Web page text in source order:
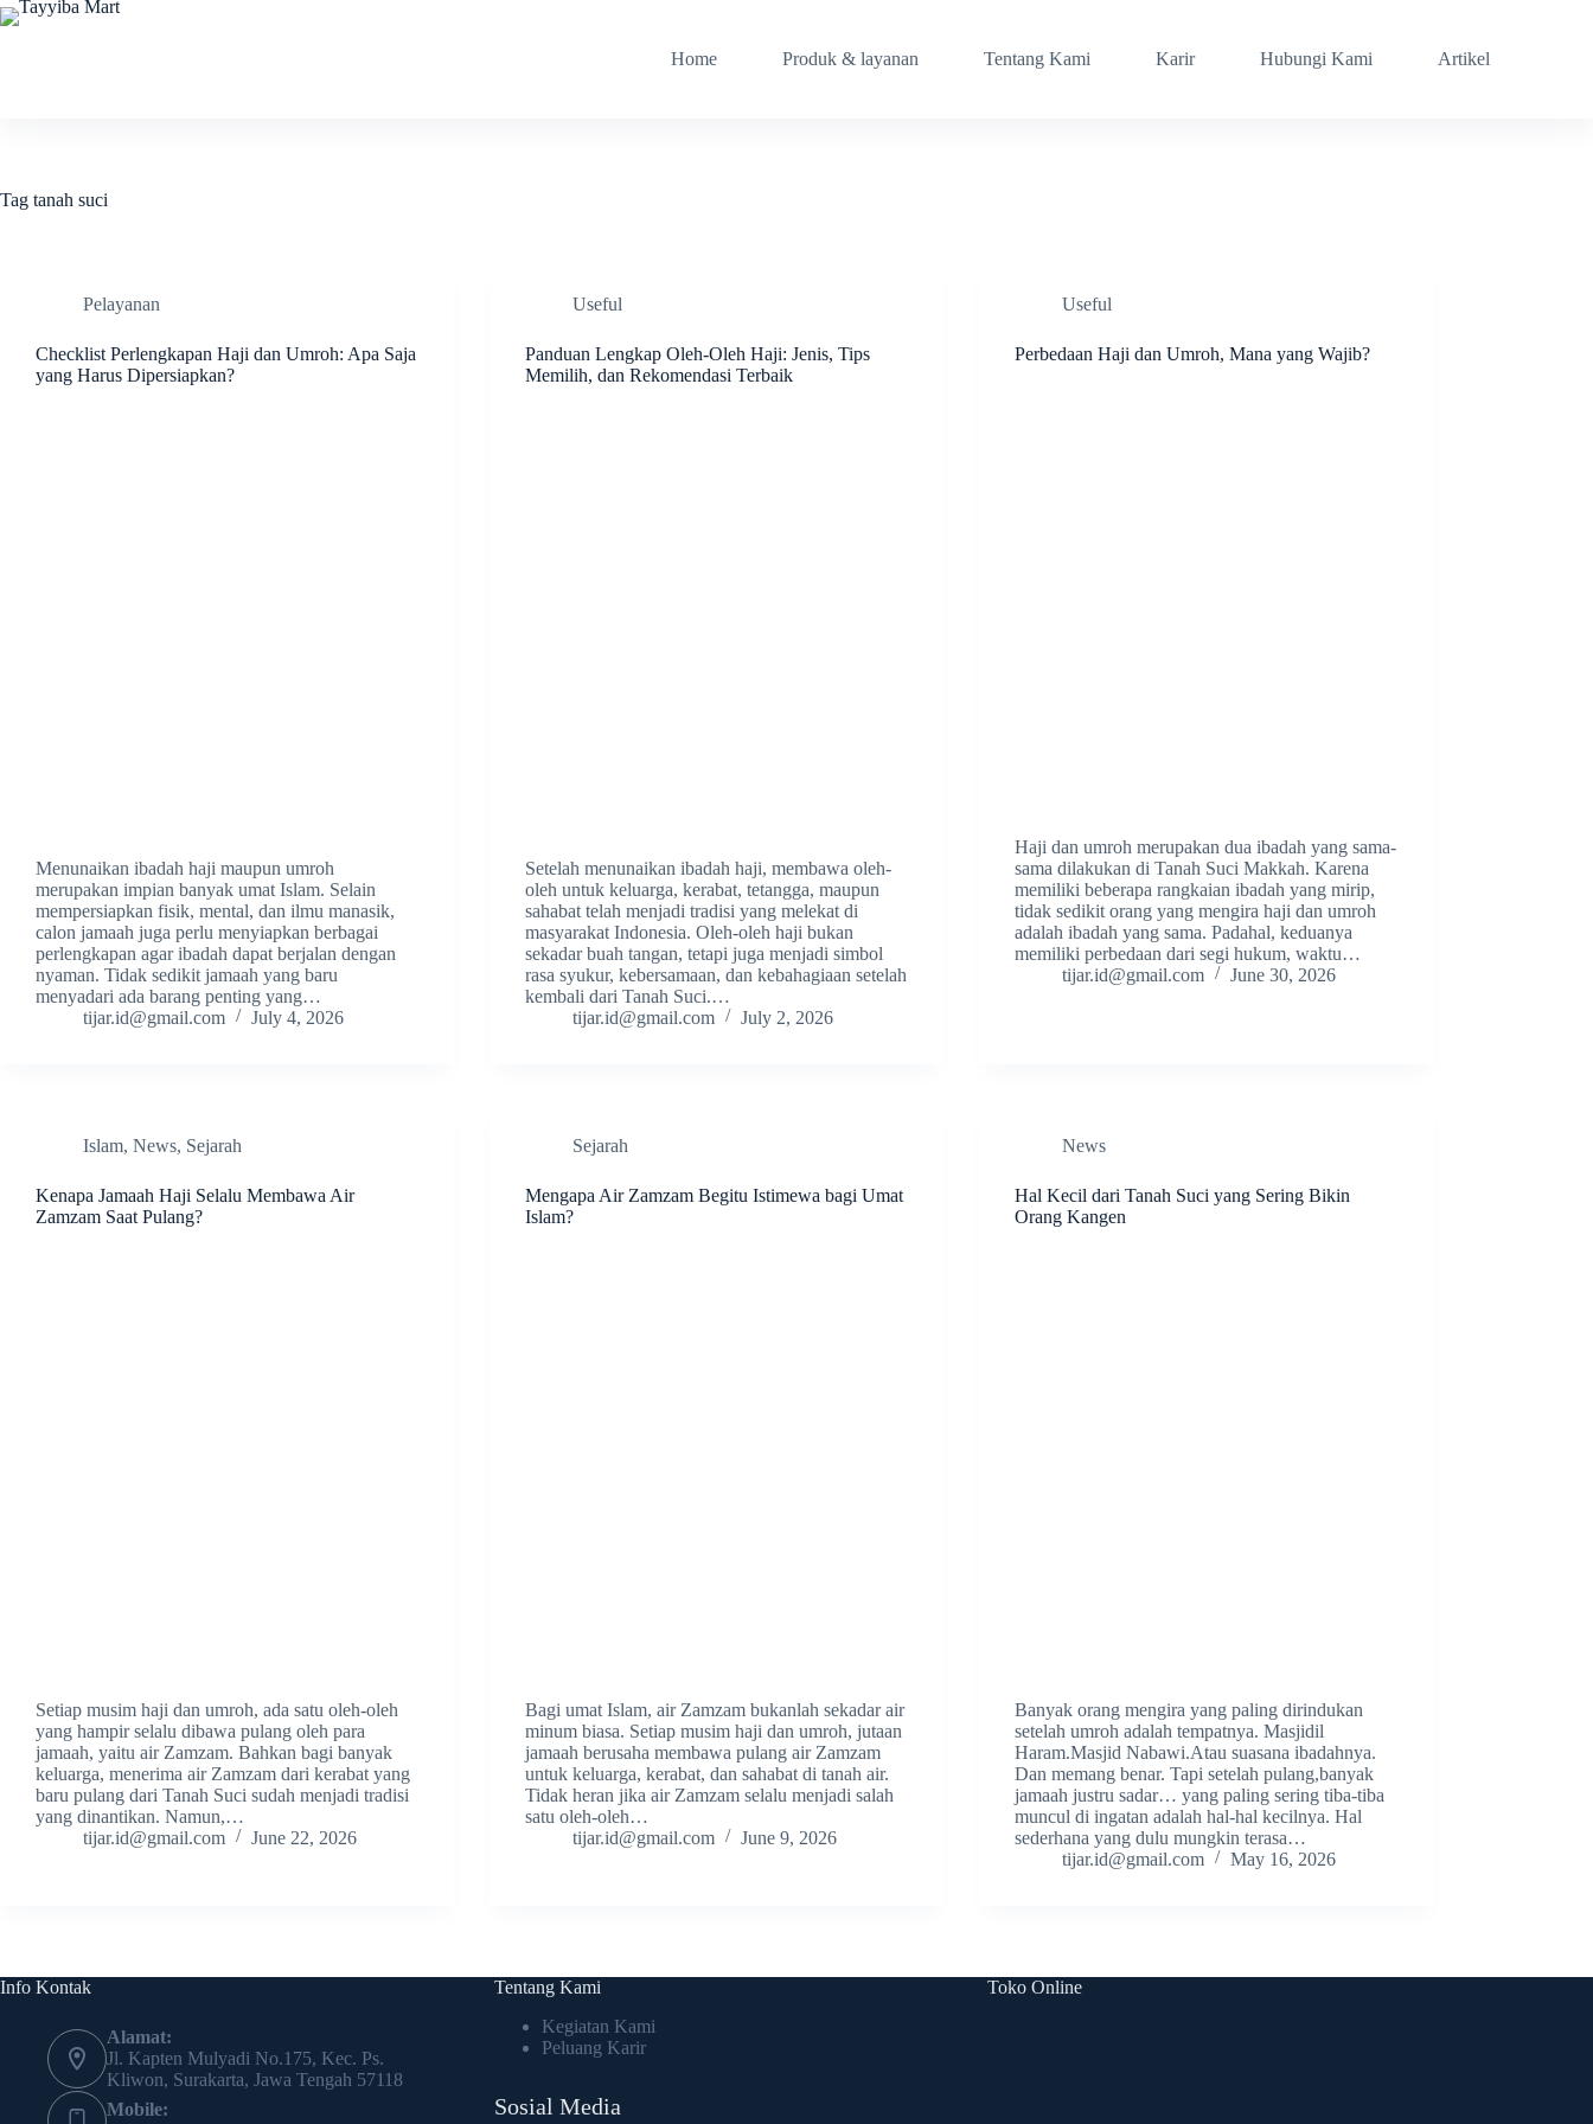
Skip
to
Home Produk & layanan Tentang Kami Karir Hubungi Kami Artikel
Tag tanah suci
Pelayanan
Checklist Perlengkapan Haji dan Umroh: Apa Saja
yang Harus Dipersiapkan?
Menunaikan ibadah haji maupun umroh
merupakan impian banyak umat Islam. Selain
mempersiapkan fisik, mental, dan ilmu manasik,
calon jamaah juga perlu menyiapkan berbagai
perlengkapan agar ibadah dapat berjalan dengan
nyaman. Tidak sedikit jamaah yang baru
menyadari ada barang penting yang…
tijar.id@gmail.com
July 4, 2026
Useful
Panduan Lengkap Oleh-Oleh Haji: Jenis, Tips
Memilih, dan Rekomendasi Terbaik
Setelah menunaikan ibadah haji, membawa oleh-
oleh untuk keluarga, kerabat, tetangga, maupun
sahabat telah menjadi tradisi yang melekat di
masyarakat Indonesia. Oleh-oleh haji bukan
sekadar buah tangan, tetapi juga menjadi simbol
rasa syukur, kebersamaan, dan kebahagiaan setelah
kembali dari Tanah Suci.…
tijar.id@gmail.com
July 2, 2026
Useful
Perbedaan Haji dan Umroh, Mana yang Wajib?
Haji dan umroh merupakan dua ibadah yang sama-
sama dilakukan di Tanah Suci Makkah. Karena
memiliki beberapa rangkaian ibadah yang mirip,
tidak sedikit orang yang mengira haji dan umroh
adalah ibadah yang sama. Padahal, keduanya
memiliki perbedaan dari segi hukum, waktu…
tijar.id@gmail.com
June 30, 2026
Islam, News, Sejarah
Kenapa Jamaah Haji Selalu Membawa Air
Zamzam Saat Pulang?
Setiap musim haji dan umroh, ada satu oleh-oleh
yang hampir selalu dibawa pulang oleh para
jamaah, yaitu air Zamzam. Bahkan bagi banyak
keluarga, menerima air Zamzam dari kerabat yang
baru pulang dari Tanah Suci sudah menjadi tradisi
yang dinantikan. Namun,…
tijar.id@gmail.com
June 22, 2026
Sejarah
Mengapa Air Zamzam Begitu Istimewa bagi Umat
Islam?
Bagi umat Islam, air Zamzam bukanlah sekadar air
minum biasa. Setiap musim haji dan umroh, jutaan
jamaah berusaha membawa pulang air Zamzam
untuk keluarga, kerabat, dan sahabat di tanah air.
Tidak heran jika air Zamzam selalu menjadi salah
satu oleh-oleh…
tijar.id@gmail.com
June 9, 2026
News
Hal Kecil dari Tanah Suci yang Sering Bikin
Orang Kangen
Banyak orang mengira yang paling dirindukan
setelah umroh adalah tempatnya. Masjidil
Haram.Masjid Nabawi.Atau suasana ibadahnya.
Dan memang benar. Tapi setelah pulang,banyak
jamaah justru sadar… yang paling sering tiba-tiba
muncul di ingatan adalah hal-hal kecilnya. Hal
sederhana yang dulu mungkin terasa…
tijar.id@gmail.com
May 16, 2026
Info Kontak
Alamat:
Jl. Kapten Mulyadi No.175, Kec. Ps.
Kliwon, Surakarta, Jawa Tengah 57118
Mobile:
Tentang Kami
Kegiatan Kami
Peluang Karir
Sosial Media
Toko Online